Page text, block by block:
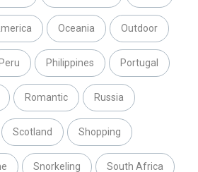
Oceania Outdoor
Peru Philippines Portugal
Romantic Russia
Scotland Shopping
Snorkeling South Africa